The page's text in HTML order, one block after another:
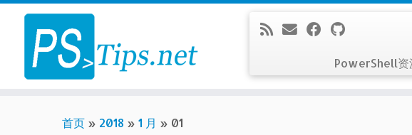
Skip
content
PowerShell资
首页 » 2018 » 1 月 » 01